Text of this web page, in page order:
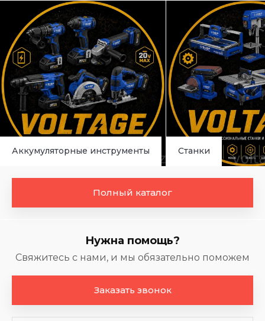
Аккумуляторные инструменты Станки
Полный каталог
Нужна помощь?
Свяжитесь с нами, и мы обязательно поможем
Заказать звонок